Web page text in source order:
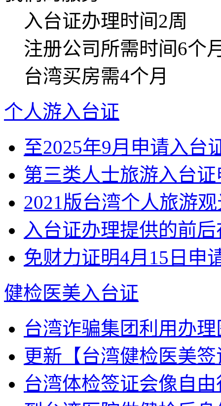
入台证办理时间2周
注册公司 所需时间6个
台湾买房需4个月
个人游入台证
至2025年9月申请入台
第三类人士旅游入台
2021版台湾个人旅游
入台证办理提供的前
免财力证明4月15日申
健检医美入台证
台湾诈骗集团利用办
更新【台湾健检医美
台湾体检签证会像自